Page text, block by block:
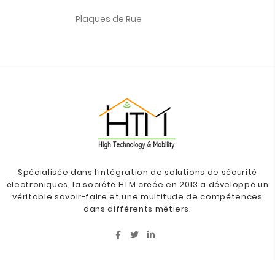
Plaques de Rue
Spécialisée dans l’intégration de solutions de sécurité
électroniques, la société HTM créée en 2013 a développé un
véritable savoir-faire et une multitude de compétences
dans différents métiers.